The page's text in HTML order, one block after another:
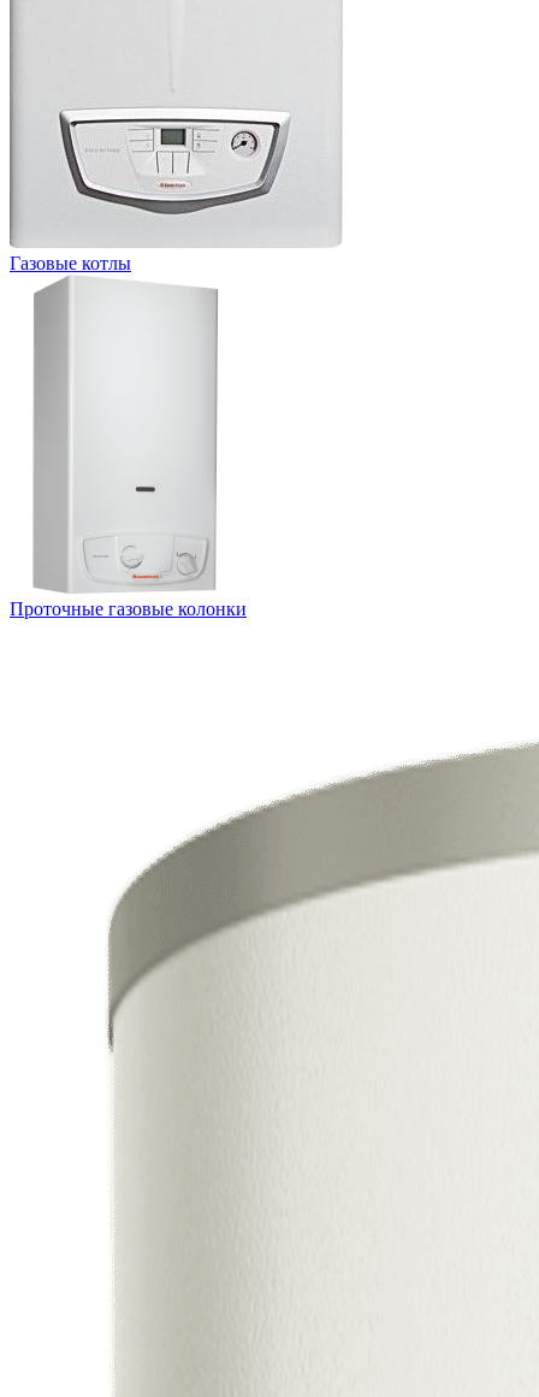
Газовые котлы
Проточные газовые колонки